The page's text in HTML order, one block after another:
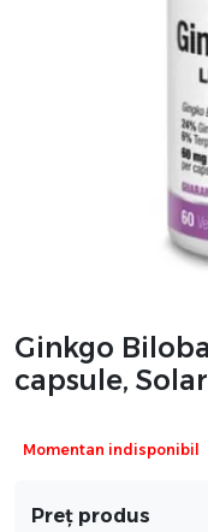
Ginkgo
capsule,
Momentan indisponibil
Preț produs